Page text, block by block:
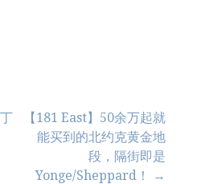
【181 East】50余万起就
能买到的北约克黄金地
段，隔街即是
Yonge/Sheppard！ →